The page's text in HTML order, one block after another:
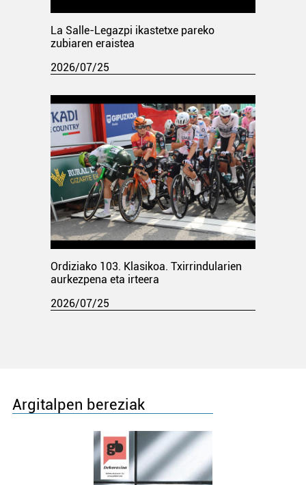
La Salle-Legazpi ikastetxe pareko
zubiaren eraistea
2026/07/25
Ordiziako 103. Klasikoa. Txirrindularien
aurkezpena eta irteera
2026/07/25
Argitalpen bereziak